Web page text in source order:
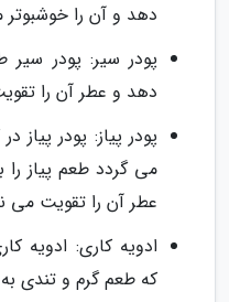
دهد و آن را خوشبوتر
پودر سیر: پودر
دهد و عطر آن را
پودر پیاز: پودر پیاز
می گردد طعم پیاز
عطر آن را تقویت می
ادویه کاری: ادویه
که طعم گرم و تندی